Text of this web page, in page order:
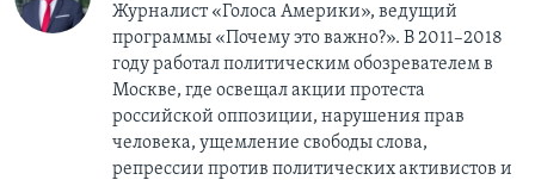
Журналист «Голоса Америки», ведущий
программы «Почему это важно?». В 2011–2018
году работал политическим обозревателем в
Москве, где освещал акции протеста
российской оппозиции, нарушения прав
человека, ущемление свободы слова,
репрессии против политических активистов и